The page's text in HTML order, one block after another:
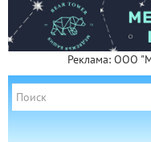
Реклама: ООО